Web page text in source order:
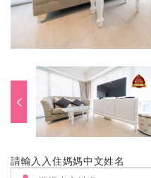
請輸入入住媽媽中文姓名